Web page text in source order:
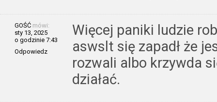
GOŚĆ mówi:
sty 13, 2025
o godzinie 7:43
Odpowiedz
Więcej paniki ludzie
aswslt się zapadł że
rozwali albo krzywda
działać.